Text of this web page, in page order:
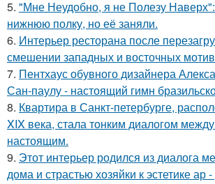
5. "Мне Неудобно, я не Полезу
нижнюю полку, но её заняли.
6. Интерьер ресторана после
смешении западных и восточных
7. Пентхаус обувного дизайнера
Сан-паулу - настоящий гимн
8. Квартира в Санкт-петербурге,
XIX века, стала тонким диалогом
настоящим.
9. Этот интерьер родился из диалога
дома и страстью хозяйки к эстетике ар -